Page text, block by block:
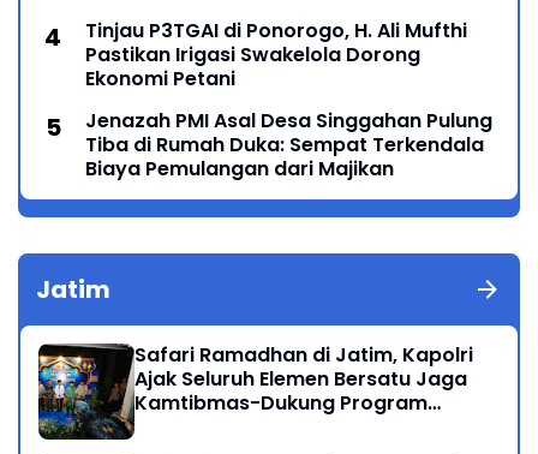
Tinjau P3TGAI di Ponorogo, H. Ali Mufthi
Pastikan Irigasi Swakelola Dorong
Ekonomi Petani
Jenazah PMI Asal Desa Singgahan Pulung
Tiba di Rumah Duka: Sempat Terkendala
Biaya Pemulangan dari Majikan
Jatim
Safari Ramadhan di Jatim, Kapolri
Ajak Seluruh Elemen Bersatu Jaga
Kamtibmas-Dukung Program